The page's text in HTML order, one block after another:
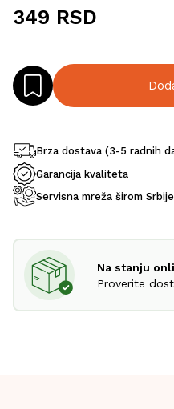
349 RSD
Brza dostava (3-5 radnih
Garancija kvaliteta
Servisna mreža širom Srbije
Na stanju
Proverite